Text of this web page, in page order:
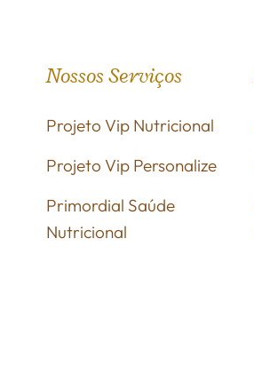
Nossos Serviços
Projeto Vip Nutricional
Projeto Vip Personalize
Primordial Saúde
Nutricional